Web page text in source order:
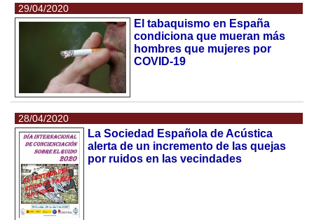
29/04/2020
El tabaquismo en España
condiciona que mueran más
hombres que mujeres por
COVID-19
28/04/2020
La Sociedad Española de Acústica
alerta de un incremento de las quejas
por ruidos en las vecindades